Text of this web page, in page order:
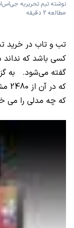
نوشته تیم تحریریه
مطالعه 2 دقیقه
تب و تاب در خرید
کسی باشد که
که چه مدلی را می